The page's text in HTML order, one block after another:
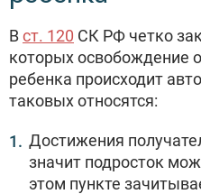
Вст. 120 СК РФ четко
которых освобождение
ребенка происходит
таковых относятся:
Достижения
значит подросток
этом пункте